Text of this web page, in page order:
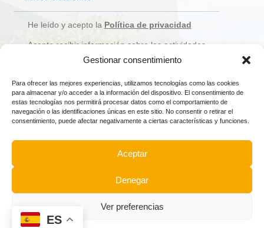
Gestionar consentimiento
Para ofrecer las mejores experiencias, utilizamos tecnologías como las cookies
para almacenar y/o acceder a la información del dispositivo. El consentimiento de
estas tecnologías nos permitirá procesar datos como el comportamiento de
navegación o las identificaciones únicas en este sitio. No consentir o retirar el
consentimiento, puede afectar negativamente a ciertas características y funciones.
Aceptar
Denegar
Ver preferencias
He leído y acepto la Política de privacidad
Acepto recibir información sobre las actividades,
novedades, servicios y/o productos de PROCOMO.
Suscribirme
Aviso legal Política de privacidad Política de cookies (UE)
PROCOMO, VIVIENDA NUEVA RESIDENCIAL.
PROYECTOS CONSTRUCTIVOS MODERNOS
Copyright ©2026
ES